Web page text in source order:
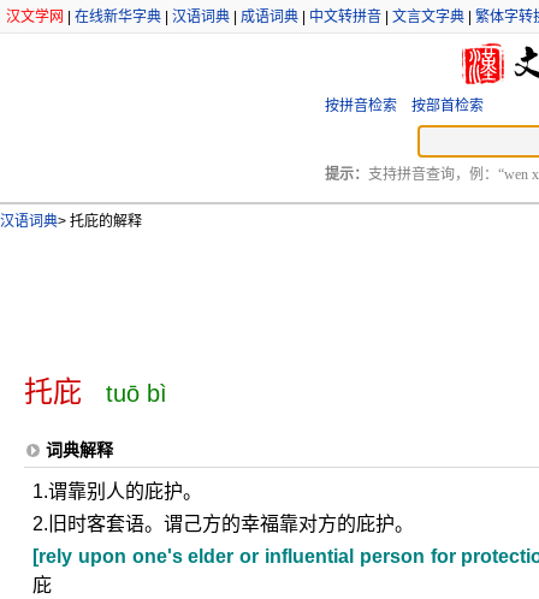
汉文学网 在线新华字典 汉语词典 成语词典 中文转拼音 文言文字典 繁体字转
按拼音检索 按部首检索
提示： 支持拼音查询，例：“wen
汉语词典> 托庇的解释
托庇 tuō bì
词典解释
1.谓靠别人的庇护。
2.旧时客套语。谓己方的幸福靠对方的庇护。
[rely upon one's elder or influential person for
庇